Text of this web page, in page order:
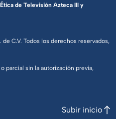
C.V. Todos los derechos reservados,
parcial sin la autorización previa,
de Televisión Azteca III y
Subir inicio